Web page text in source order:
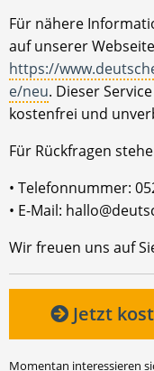
Für nähere
auf unserer
https://
e/neu. Dieser
kostenfrei und
Für Rückfragen
• Telefonnummer:
• E-Mail:
Wir freuen uns auf
Jetzt
Momentan interessieren